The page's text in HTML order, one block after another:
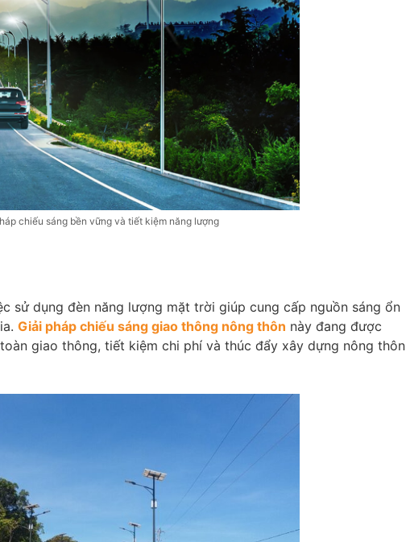
chiếu sáng bền vững và tiết kiệm năng lượng
sử dụng đèn năng lượng mặt trời giúp cung cấp nguồn sáng ổn
Giải pháp chiếu sáng giao thông nông thôn này đang được
giao thông, tiết kiệm chi phí và thúc đẩy xây dựng nông thôn